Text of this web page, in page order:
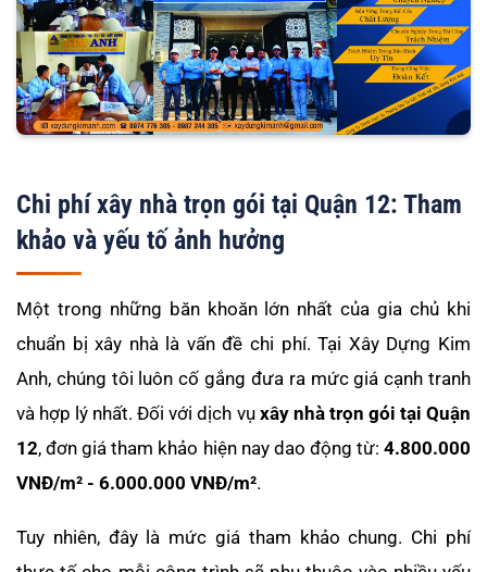
Chi phí xây nhà trọn gói tại Quận 12: Tham
khảo và yếu tố ảnh hưởng
Một trong những băn khoăn lớn nhất của gia chủ khi
chuẩn bị xây nhà là vấn đề chi phí. Tại Xây Dựng Kim
Anh, chúng tôi luôn cố gắng đưa ra mức giá cạnh tranh
và hợp lý nhất. Đối với dịch vụ xây nhà trọn gói tại Quận
12, đơn giá tham khảo hiện nay dao động từ: 4.800.000
VNĐ/m² - 6.000.000 VNĐ/m².
Tuy nhiên, đây là mức giá tham khảo chung. Chi phí